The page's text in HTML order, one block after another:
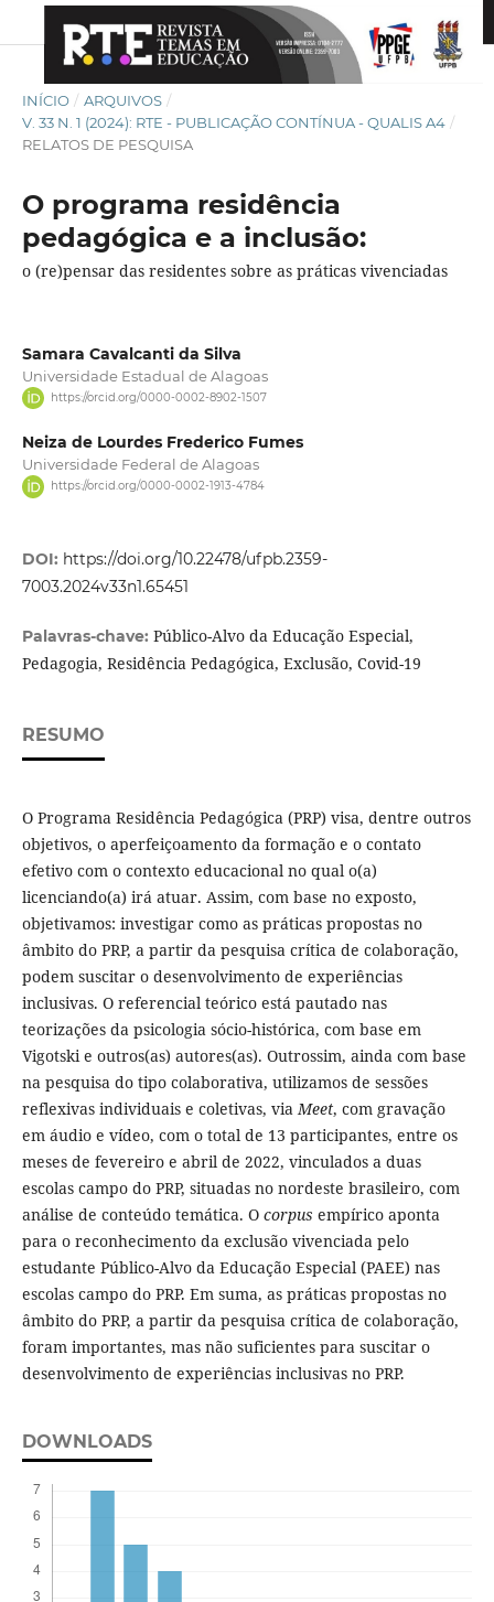
INÍCIO / ARQUIVOS /
V. 33 N. 1 (2024): RTE - PUBLICAÇÃO CONTÍNUA - QUALIS A4 /
RELATOS DE PESQUISA
O programa residência
pedagógica e a inclusão:
o (re)pensar das residentes sobre as práticas vivenciadas
Samara Cavalcanti da Silva
Universidade Estadual de Alagoas
https://orcid.org/0000-0002-8902-1507
Neiza de Lourdes Frederico Fumes
Universidade Federal de Alagoas
https://orcid.org/0000-0002-1913-4784
DOI: https://doi.org/10.22478/ufpb.2359-
7003.2024v33n1.65451
Palavras-chave: Público-Alvo da Educação Especial,
Pedagogia, Residência Pedagógica, Exclusão, Covid-19
RESUMO
O Programa Residência Pedagógica (PRP) visa, dentre outros
objetivos, o aperfeiçoamento da formação e o contato
efetivo com o contexto educacional no qual o(a)
licenciando(a) irá atuar. Assim, com base no exposto,
objetivamos: investigar como as práticas propostas no
âmbito do PRP, a partir da pesquisa crítica de colaboração,
podem suscitar o desenvolvimento de experiências
inclusivas. O referencial teórico está pautado nas
teorizações da psicologia sócio-histórica, com base em
Vigotski e outros(as) autores(as). Outrossim, ainda com base
na pesquisa do tipo colaborativa, utilizamos de sessões
reflexivas individuais e coletivas, via Meet, com gravação
em áudio e vídeo, com o total de 13 participantes, entre os
meses de fevereiro e abril de 2022, vinculados a duas
escolas campo do PRP, situadas no nordeste brasileiro, com
análise de conteúdo temática. O corpus empírico aponta
para o reconhecimento da exclusão vivenciada pelo
estudante Público-Alvo da Educação Especial (PAEE) nas
escolas campo do PRP. Em suma, as práticas propostas no
âmbito do PRP, a partir da pesquisa crítica de colaboração,
foram importantes, mas não suficientes para suscitar o
desenvolvimento de experiências inclusivas no PRP.
DOWNLOADS